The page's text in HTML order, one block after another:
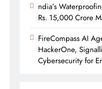
ndia’s
Rs. 15,000 Crore
FireCompass AI
HackerOne,
Cybersecurity for